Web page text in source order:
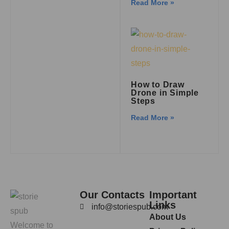
Read More »
How to Draw
Drone in Simple
Steps
Read More »
Welcome to
Our Contacts
info@storiespub.com
Important
Links
About Us